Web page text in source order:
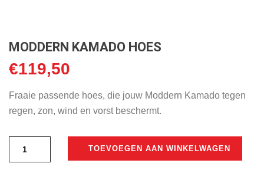
MODDERN KAMADO HOES
€119,50
Fraaie passende hoes, die jouw Moddern Kamado tegen
regen, zon, wind en vorst beschermt.
TOEVOEGEN AAN WINKELWAGEN